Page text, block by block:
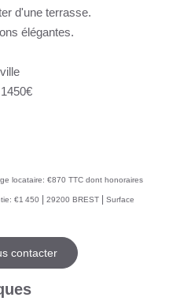
d'une terrasse.
élégantes.
locataire: €870 TTC dont honoraires
€1 450 | 29200 BREST | Surface
contacter